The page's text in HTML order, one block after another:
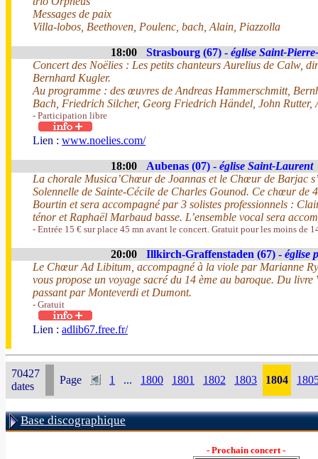
Messages de paix
Villa-lobos, Beethoven, Poulenc, bach, Alain, Piazzolla
18:00 Strasbourg (67) - église Saint-
Concert des Noëlies : Les petits chanteurs Aurelius de Calw,
Bernhard Kugler.
Au programme : des œuvres de Andreas Hammerschmitt,
Bach, Friedrich Silcher, Georg Friedrich Händel, John
- Participation libre
Lien : www.noelies.com/
18:00 Aubenas (07) - église Saint-Laurent
La chorale Musica’Chœur de Joannas et le Chœur de Barjac
Solennelle de Sainte-Cécile de Charles Gounod. Ce chœur de
Bourtin et sera accompagné par 3 solistes professionnels :
ténor et Raphaël Marbaud basse. L’ensemble vocal sera
- Entrée 15 € sur place 45 mn avant le concert. Gratuit pour les moins de
20:00 Illkirch-Graffenstaden (67) - église
Le Chœur Ad Libitum, accompagné à la viole par Marianne
vous propose un voyage sacré du 14 ème au baroque. Du
passant par Monteverdi et Dumont.
- Gratuit
Lien : adlib67.free.fr/
70427
dates
Page 1 ... 1800 1801 1802 1803 1804
Base discographique
- Prochain concert -